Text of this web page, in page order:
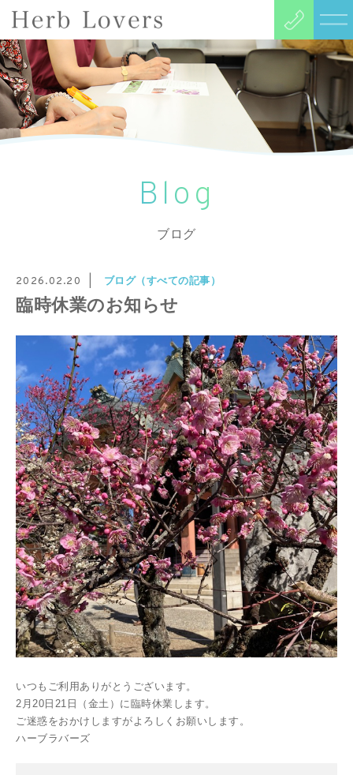
Blog
ブログ
2026.02.20 ブログ（すべての記事）
臨時休業のお知らせ
いつもご利用ありがとうございます。
2月20日21日（金土）に臨時休業します。
ご迷惑をおかけしますがよろしくお願いします。
ハーブラバーズ